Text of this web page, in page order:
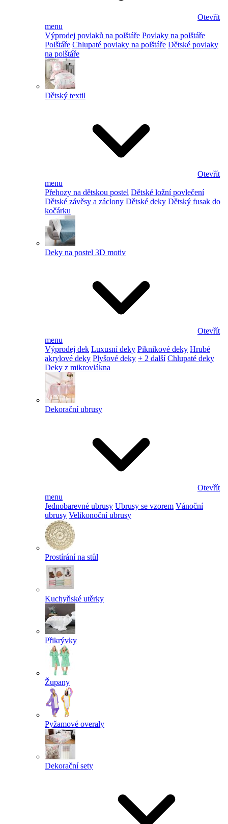
Otevřít
menu
Výprodej povlaků na polštáře Povlaky na polštáře
Polštáře Chlupaté povlaky na polštáře Dětské povlaky
na polštáře
Dětský textil
Otevřít
menu
Přehozy na dětskou postel Dětské ložní povlečení
Dětské závěsy a záclony Dětské deky Dětský fusak do
kočárku
Deky na postel 3D motiv
Otevřít
menu
Výprodej dek Luxusní deky Piknikové deky Hrubé
akrylové deky Plyšové deky + 2 další Chlupaté deky
Deky z mikrovlákna
Dekorační ubrusy
Otevřít
menu
Jednobarevné ubrusy Ubrusy se vzorem Vánoční
ubrusy Velikonoční ubrusy
Prostírání na stůl
Kuchyňské utěrky
Přikrývky
Župany
Pyžamové overaly
Dekorační sety